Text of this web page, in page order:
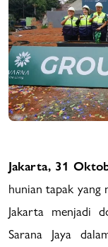
Jakarta, 31
hunian tapak yang
Jakarta menjadi
Sarana Jaya